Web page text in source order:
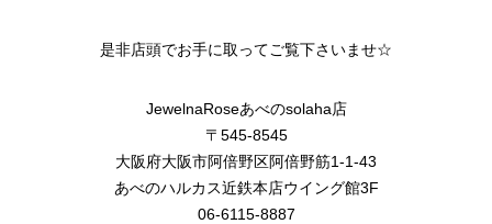
是非店頭でお手に取ってご覧下さいませ☆
JewelnaRoseあべのsolaha店
〒545-8545
大阪府大阪市阿倍野区阿倍野筋1-1-43
あべのハルカス近鉄本店ウイング館3F
06-6115-8887